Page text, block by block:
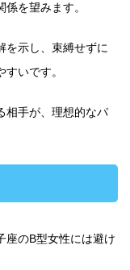
を望みます。
を示し、束縛せずに
いです。
相手が、理想的なパ
座のB型女性には避け